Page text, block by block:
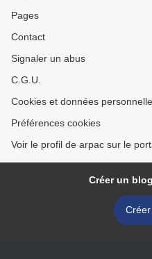
Pages
Contact
Signaler un abus
C.G.U.
Cookies et données
Préférences cookies
Voir le profil de arpac sur le
Créer un